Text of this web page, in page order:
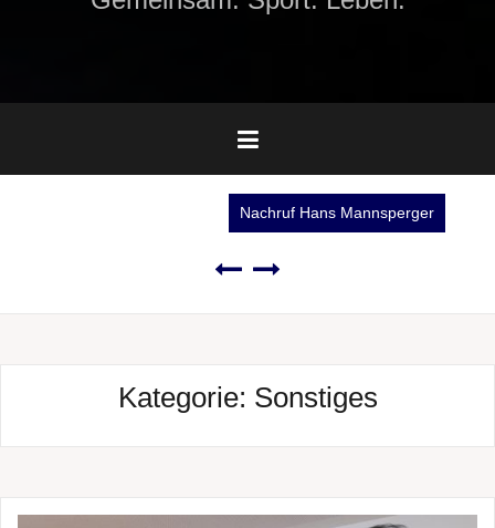
Nachruf Hans Mannsperger
Kategorie: Sonstiges